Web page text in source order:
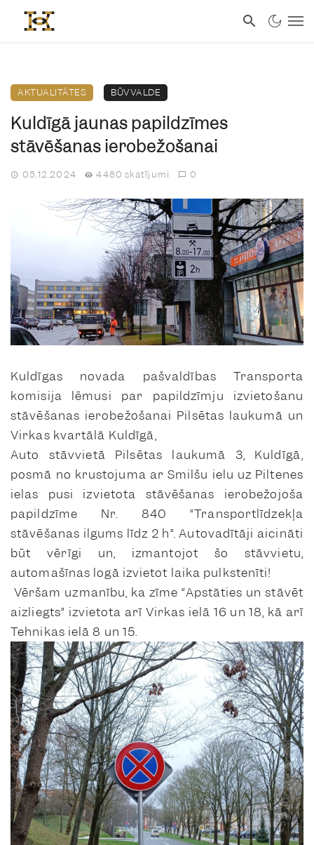
AKTUALITĀTES BŪVVALDE
Kuldīgā jaunas papildzīmes
stāvēšanas ierobežošanai
05.12.2024 4480 skatījumi 0
Kuldīgas novada pašvaldības Transporta
komisija lēmusi par papildzīmju izvietošanu
stāvēšanas ierobežošanai Pilsētas laukumā un
Virkas kvartālā Kuldīgā,
Auto stāvvietā Pilsētas laukumā 3, Kuldīgā,
posmā no krustojuma ar Smilšu ielu uz Piltenes
ielas pusi izvietota stāvēšanas ierobežojoša
papildzīme Nr. 840 “Transportlīdzekļa
stāvēšanas ilgums līdz 2 h”. Autovadītāji aicināti
būt vērīgi un, izmantojot šo stāvvietu,
automašīnas logā izvietot laika pulkstenīti!
Vēršam uzmanību, ka zīme “Apstāties un stāvēt
aizliegts” izvietota arī Virkas ielā 16 un 18, kā arī
Tehnikas ielā 8 un 15.